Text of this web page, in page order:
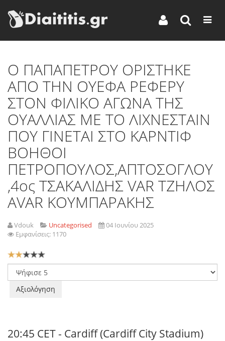
Ο ΠΑΠΑΠΕΤΡΟΥ ΟΡΙΣΤΗΚΕ
ΑΠΟ ΤΗΝ ΟΥΕΦΑ ΡΕΦΕΡΥ
ΣΤΟΝ ΦΙΛΙΚΟ ΑΓΩΝΑ ΤΗΣ
ΟΥΑΛΛΙΑΣ ΜΕ ΤΟ ΛΙΧΝΕΣΤΑΙΝ
ΠΟΥ ΓΙΝΕΤΑΙ ΣΤΟ ΚΑΡΝΤΙΦ
ΒΟΗΘΟΙ
ΠΕΤΡΟΠΟΥΛΟΣ,ΑΠΤΟΣΟΓΛΟΥ
,4ος ΤΣΑΚΑΛΙΔΗΣ VAR TZHΛΟΣ
AVAR KOYMΠΑΡΑΚΗΣ
Vdouk Uncategorised
04 Ιουνίου 2025
Εμφανίσεις: 1170
Αξιολόγηση
Χρήστη:2/5
Παρακαλώ
αξιολογήστε
20:45 CET - Cardiff (Cardiff City Stadium)